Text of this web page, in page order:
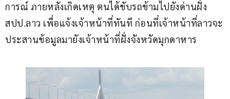
การณ์ ภายหลังเกิดเหตุ ตนได้ขับรถข้ามไปยังด่านฝั่ง
สปป.ลาว เพื่อแจ้งเจ้าหน้าที่ทันที ก่อนที่เจ้าหน้าที่ลาวจะ
ประสานข้อมูลมายังเจ้าหน้าที่ฝั่งจังหวัดมุกดาหาร